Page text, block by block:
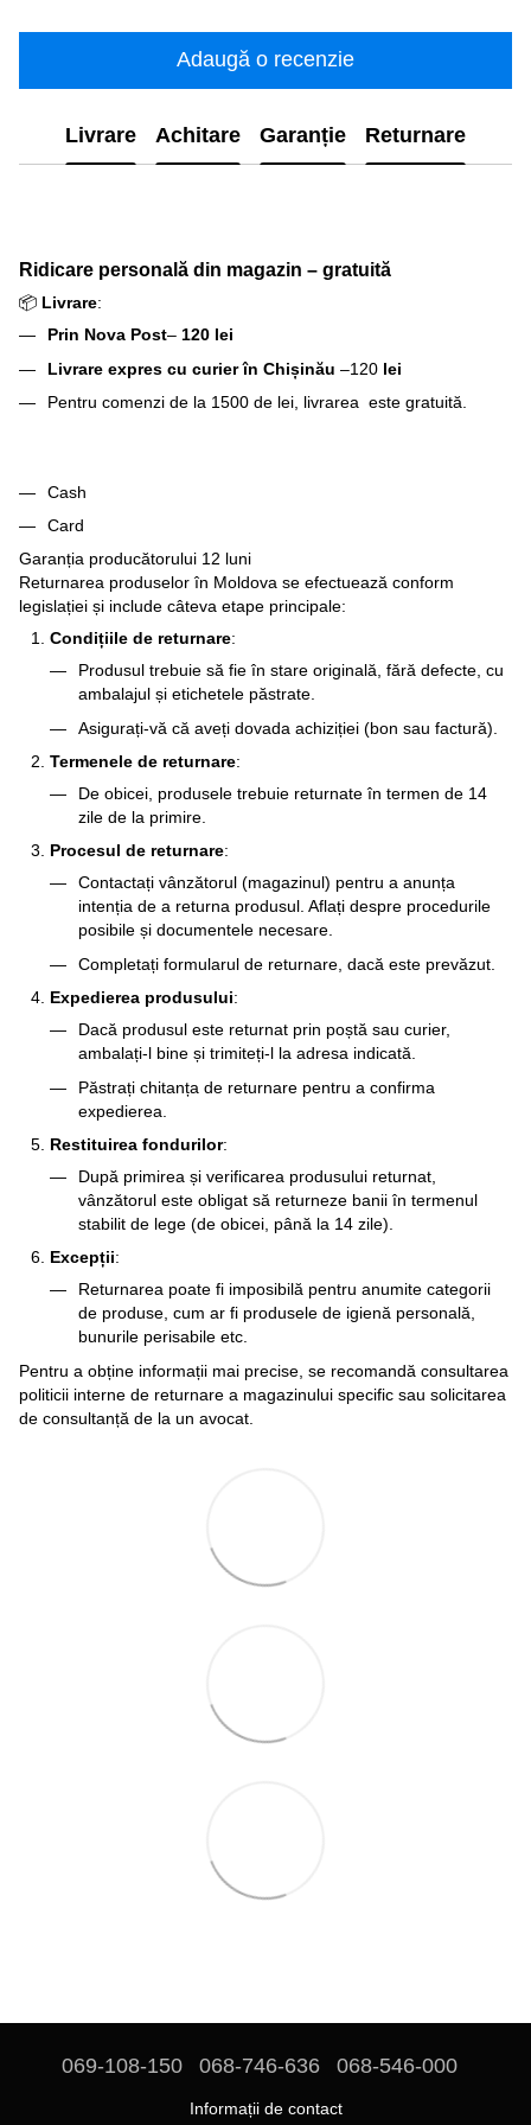
Adaugă o recenzie
Livrare Achitare Garanție Returnare
Ridicare personală din magazin – gratuită
📦 Livrare:
Prin Nova Post– 120 lei
Livrare expres cu curier în Chișinău –120 lei
Pentru comenzi de la 1500 de lei, livrarea este gratuită.
Cash
Card
Garanția producătorului 12 luni
Returnarea produselor în Moldova se efectuează conform
legislației și include câteva etape principale:
Condițiile de returnare:
Produsul trebuie să fie în stare originală, fără defecte, cu
ambalajul și etichetele păstrate.
Asigurați-vă că aveți dovada achiziției (bon sau factură).
Termenele de returnare:
De obicei, produsele trebuie returnate în termen de 14
zile de la primire.
Procesul de returnare:
Contactați vânzătorul (magazinul) pentru a anunța
intenția de a returna produsul. Aflați despre procedurile
posibile și documentele necesare.
Completați formularul de returnare, dacă este prevăzut.
Expedierea produsului:
Dacă produsul este returnat prin poștă sau curier,
ambalați-l bine și trimiteți-l la adresa indicată.
Păstrați chitanța de returnare pentru a confirma
expedierea.
Restituirea fondurilor:
După primirea și verificarea produsului returnat,
vânzătorul este obligat să returneze banii în termenul
stabilit de lege (de obicei, până la 14 zile).
Excepții:
Returnarea poate fi imposibilă pentru anumite categorii
de produse, cum ar fi produsele de igienă personală,
bunurile perisabile etc.
Pentru a obține informații mai precise, se recomandă consultarea
politicii interne de returnare a magazinului specific sau solicitarea
de consultanță de la un avocat.
069-108-150 068-746-636 068-546-000
Informații de contact